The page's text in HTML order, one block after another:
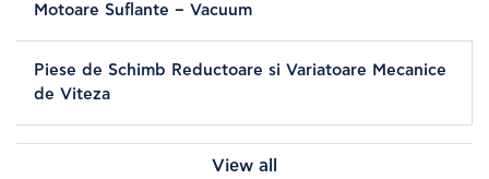
Motoare Suflante – Vacuum
Piese de Schimb Reductoare si Variatoare Mecanice
de Viteza
View all